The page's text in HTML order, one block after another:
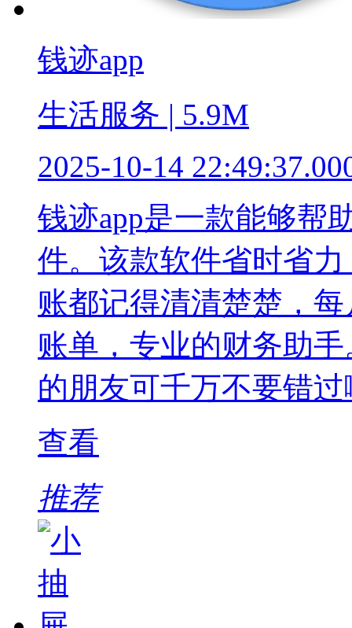
钱迹app
生活服务 | 5.9M
2025-10-14
钱迹app是一款能够帮
件。该款软件省时省
账都记得清清楚楚，
账单，专业的财务助
的朋友可千万不要错过
查看
推荐